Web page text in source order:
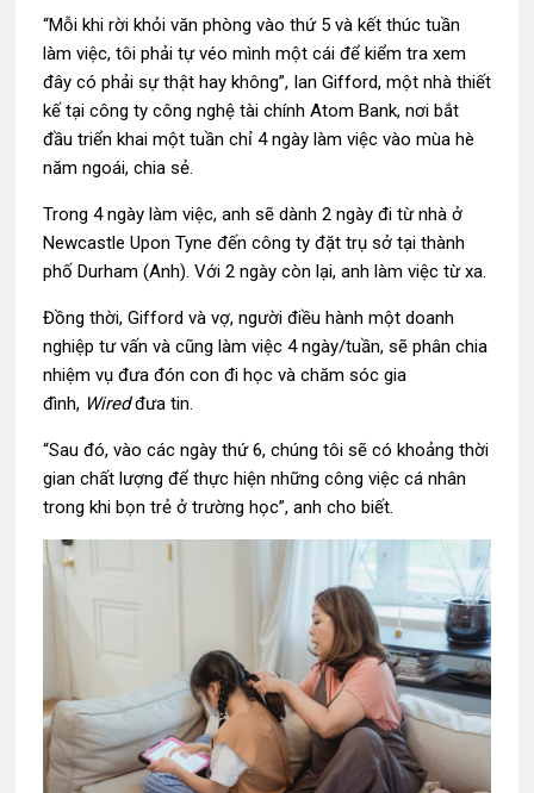
“Mỗi khi rời khỏi văn phòng vào thứ 5 và kết thúc tuần
làm việc, tôi phải tự véo mình một cái để kiểm tra xem
đây có phải sự thật hay không”, Ian Gifford, một nhà thiết
kế tại công ty công nghệ tài chính Atom Bank, nơi bắt
đầu triển khai một tuần chỉ 4 ngày làm việc vào mùa hè
năm ngoái, chia sẻ.
Trong 4 ngày làm việc, anh sẽ dành 2 ngày đi từ nhà ở
Newcastle Upon Tyne đến công ty đặt trụ sở tại thành
phố Durham (Anh). Với 2 ngày còn lại, anh làm việc từ xa.
Đồng thời, Gifford và vợ, người điều hành một doanh
nghiệp tư vấn và cũng làm việc 4 ngày/tuần, sẽ phân chia
nhiệm vụ đưa đón con đi học và chăm sóc gia
đình, Wiredđưa tin.
“Sau đó, vào các ngày thứ 6, chúng tôi sẽ có khoảng thời
gian chất lượng để thực hiện những công việc cá nhân
trong khi bọn trẻ ở trường học”, anh cho biết.